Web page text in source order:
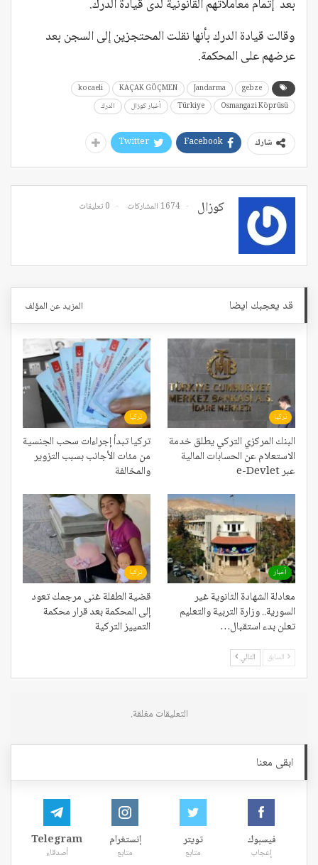
بعد إتمام معاملاتهم القانونية لدى قيادة الدرك.
وقالت قيادة الدرك بأنها نقلت المحتجزين إلى السجن بعد
عرضهم على المحكمة.
gebze
Jandarma
KAÇAK GÖÇMEN
kocaeli
Osmangazi Köprüsü
Türkiye أخبار كوزال الدرك
شارك Facebook
Twitter
كوزال 1674 المشاركات 0 تعليقات
قد يعجبك ايضا المزيد عن المؤلف
تركيا
البنك المركزي التركي يطلق خدمة
الاستعلام عن الحسابات المالية
عبر e-Devlet
تركيا
تركيا تبدأ إجراءات سحب الجنسية
من مئات الأجانب بسبب التزوير
والمخالفة
أخبار
معادلة الشهادة الثانوية غير
السورية.. وزارة التربية والتعليم
تعلن بدء استقبال…
تركيا
قضية الطفلة غنى مرجمك تعود
إلى المحكمة بعد قرار محكمة
التمييز التركية
السابق التالي
التعليقات مغلقة.
ابقى معنا
فيسبوك
إعجاب
تويتر
متابع
إنستغرام
متابع
Telegram
أصدقاء